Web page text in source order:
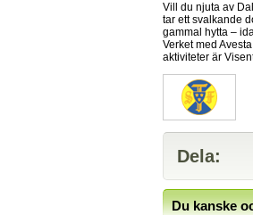
Vill du njuta av
tar ett svalkande
gammal hytta –
Verket med
aktiviteter är
Dela:
Du kanske